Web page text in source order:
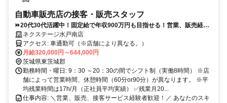
自動車販売店の接客・販売スタッフ
⏩️20代30代活躍中！固定給で年収900万円も目指せる！営業、販売経験
者歓迎！キャリアUP上限なし！
ネクステージ水戸南店
アクセス: 車通勤可（※店舗により異なる。）
月給320,000円～644,000円
茨城県東茨城郡
勤務時間・曜日: 9：30 ～20：30の間でシフト制（実働8時間） ※店
舗によって営業時間、休憩時間（60分or90分）が異なります。 ※平
均残業時間は17h/月（正社員平均実績） ✅残業月20...
仕事内容: ＼営業、販売、接客サービス経験者歓迎！／ あなたのスキ